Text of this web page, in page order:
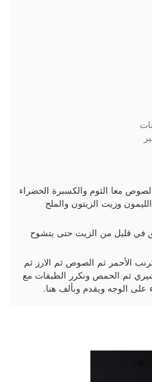
معا الثوم والكسبرة الخضراء
وزيت الزيتون والملح
في قليل من الزيت حتى يتشوح
الأحمر ثم الصوص ثم الارز ثم
ثم الحمص ونكرر الطبقات مع
الوجه ويقدم وبألف هنا.